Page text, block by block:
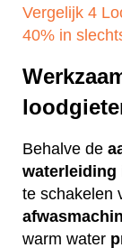
Vergelijk 4
40% in
Behalve de
waterleiding
te schakelen
warm water